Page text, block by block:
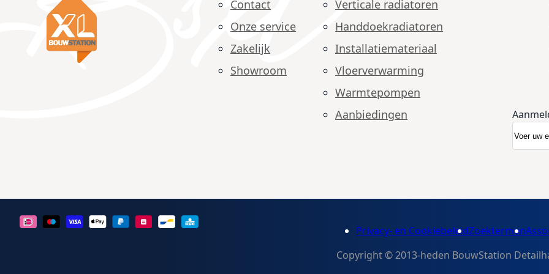
Contact
Onze service
Zakelijk
Showroom
Verticale radiatoren
Handdoekradiatoren
Installatiemateriaal
Vloerverwarming
Warmtepompen
Aanbiedingen
Privacy- en CookiebeleidZoektermen
Copyright © 2013-heden BouwStation